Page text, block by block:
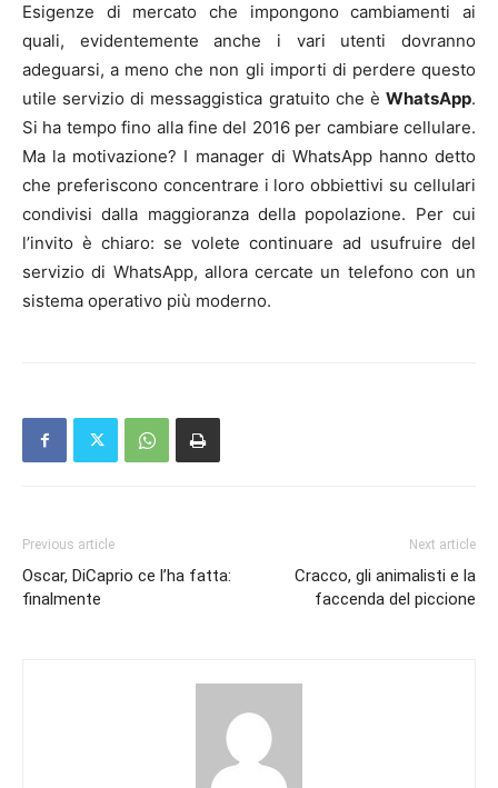
Esigenze di mercato che impongono cambiamenti ai
quali, evidentemente anche i vari utenti dovranno
adeguarsi, a meno che non gli importi di perdere questo
utile servizio di messaggistica gratuito che è WhatsApp.
Si ha tempo fino alla fine del 2016 per cambiare cellulare.
Ma la motivazione? I manager di WhatsApp hanno detto
che preferiscono concentrare i loro obbiettivi su cellulari
condivisi dalla maggioranza della popolazione. Per cui
l’invito è chiaro: se volete continuare ad usufruire del
servizio di WhatsApp, allora cercate un telefono con un
sistema operativo più moderno.
Previous article
Oscar, DiCaprio ce l’ha fatta:
finalmente
Next article
Cracco, gli animalisti e la
faccenda del piccione